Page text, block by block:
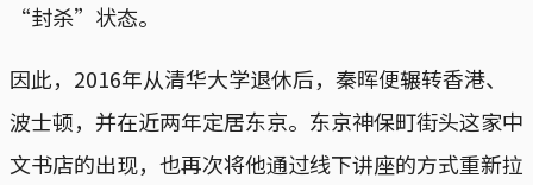
“封杀”状态。
因此，2016年从清华大学退休后，秦晖便辗转香港、
波士顿，并在近两年定居东京。东京神保町街头这家中
文书店的出现，也再次将他通过线下讲座的方式重新拉